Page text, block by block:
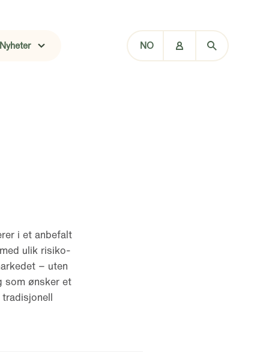
Nyheter NO
i et anbefalt
ulik risiko-
– uten
som ønsker et